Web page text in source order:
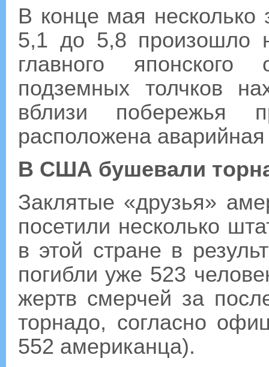
В конце мая несколько
5,1 до 5,8 произошло
главного
подземных толчков
вблизи побережья
расположена
В США бушевали
Заклятые «друзья»
посетили несколько
в этой стране в
погибли уже 523
жертв смерчей за
торнадо, согласно
552 американца).